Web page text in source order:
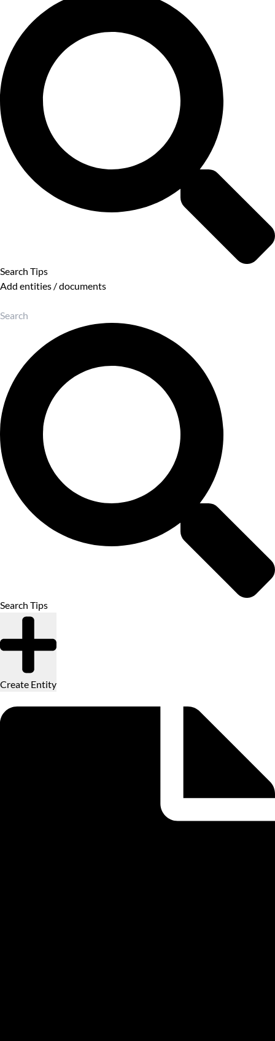
Search Tips
Add entities / documents
Search Tips
Create Entity